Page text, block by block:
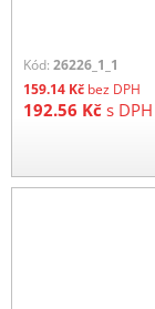
Kód: 26226_1_1
159.14 Kč bez DPH
192.56 Kč s DPH